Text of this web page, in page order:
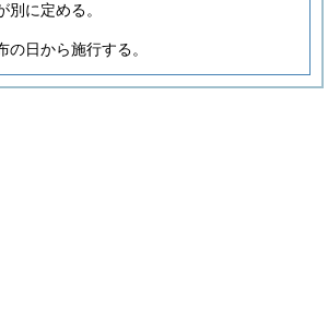
別に定める。
の日から施行する。